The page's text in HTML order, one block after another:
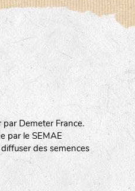
Demeter France.
par le SEMAE
des semences